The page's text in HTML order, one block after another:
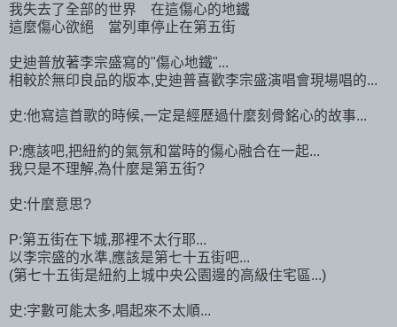
我失去了全部的世界 在這傷心的地鐵
這麼傷心欲絕 當列車停止在第五街
史迪普放著李宗盛寫的"傷心地鐵"...
相較於無印良品的版本,史迪普喜歡李宗盛演唱會現場唱的...
史:他寫這首歌的時候,一定是經歷過什麼刻骨銘心的故事...
P:應該吧,把紐約的氣氛和當時的傷心融合在一起...
我只是不理解,為什麼是第五街?
史:什麼意思?
P:第五街在下城,那裡不太行耶...
以李宗盛的水準,應該是第七十五街吧...
(第七十五街是紐約上城中央公園邊的高級住宅區...)
史:字數可能太多,唱起來不太順...